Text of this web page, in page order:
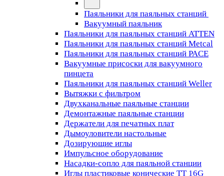
Паяльники для паяльных станций
Вакуумный паяльник
Паяльники для паяльных станций ATTEN
Паяльники для паяльных станций Metcal
Паяльники для паяльных станций PACE
Вакуумные присоски для вакуумного
пинцета
Паяльники для паяльных станций Weller
Вытяжки с фильтром
Двухканальные паяльные станции
Демонтажные паяльные станции
Держатели для печатных плат
Дымоуловители настольные
Дозирующие иглы
Импульсное оборудование
Насадки-сопло для паяльной станции
Иглы пластиковые конические TT 16G